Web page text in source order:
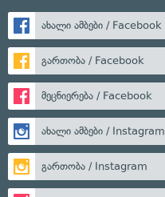
ახალი ამბები / Facebook
გართობა / Facebook
მეცნიერება / Facebook
ახალი ამბები / Instagram
გართობა / Instagram